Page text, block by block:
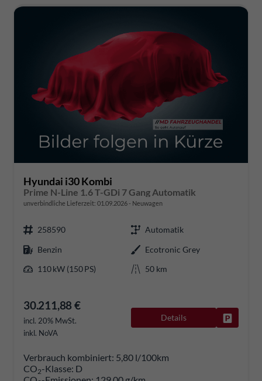
Hyundai i30 Kombi
Prime N-Line 1.6 T-GDi 7 Gang Automatik
unverbindliche Lieferzeit: 01.09.2026 Neuwagen
258590
Automatik
Benzin
Ecotronic Grey
110 kW (150 PS)
50 km
30.211,88 €
incl. 20% MwSt.
inkl. NoVA
Details
Verbrauch kombiniert: 5,80 l/100km
CO2-Klasse: D